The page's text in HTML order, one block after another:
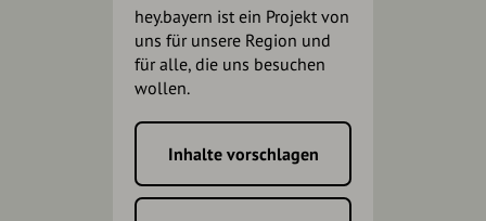
hey.bayern ist ein Projekt von
uns für unsere Region und
für alle, die uns besuchen
wollen.
Inhalte vorschlagen